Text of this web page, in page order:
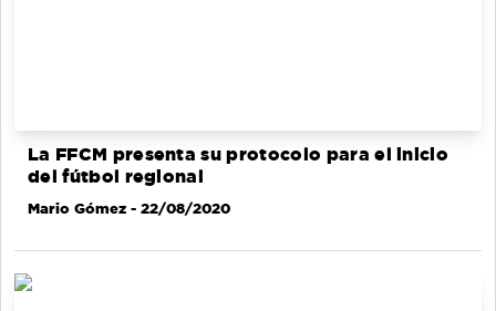
La FFCM presenta su protocolo para el inicio
del fútbol regional
Mario Gómez - 22/08/2020